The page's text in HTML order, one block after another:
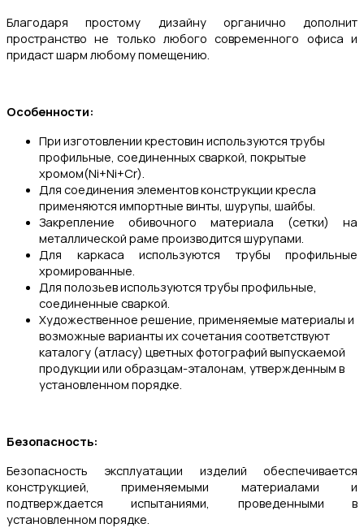
Благодаря простому дизайну органично дополнит
пространство не только любого современного офиса и
придаст шарм любому помещению.
Особенности:
При изготовлении крестовин используются трубы
профильные, соединенных сваркой, покрытые
хромом(Ni+Ni+Cr).
Для соединения элементов конструкции кресла
применяются импортные винты, шурупы, шайбы.
Закрепление обивочного материала (сетки) на
металлической раме производится шурупами.
Для каркаса используются трубы профильные
хромированные.
Для полозьев используются трубы профильные,
соединенные сваркой.
Художественное решение, применяемые материалы и
возможные варианты их сочетания соответствуют
каталогу (атласу) цветных фотографий выпускаемой
продукции или образцам-эталонам, утвержденным в
установленном порядке.
Безопасность:
Безопасность эксплуатации изделий обеспечивается
конструкцией, применяемыми материалами и
подтверждается испытаниями, проведенными в
установленном порядке.